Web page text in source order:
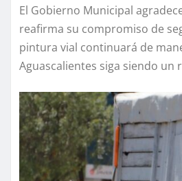
El Gobierno Municipal
reafirma su compromiso de
pintura vial continuará de
Aguascalientes siga siendo